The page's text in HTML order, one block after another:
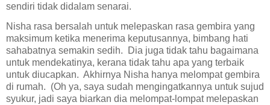
sendiri tidak didalam senarai.
Nisha rasa bersalah untuk melepaskan rasa gembira yang
maksimum ketika menerima keputusannya, bimbang hati
sahabatnya semakin sedih.
Dia juga tidak tahu bagaimana
untuk mendekatinya, kerana tidak tahu apa yang terbaik
untuk diucapkan. Akhirnya Nisha hanya melompat gembira
di rumah. (Oh ya, saya sudah mengingatkannya untuk sujud
syukur, jadi saya biarkan dia melompat-lompat melepaskan